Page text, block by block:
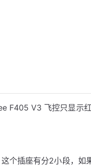
F405 V3 飞控只显示
个插座有分2小段，如